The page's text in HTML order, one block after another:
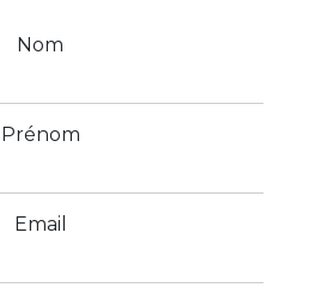
Nom
Prénom
Email